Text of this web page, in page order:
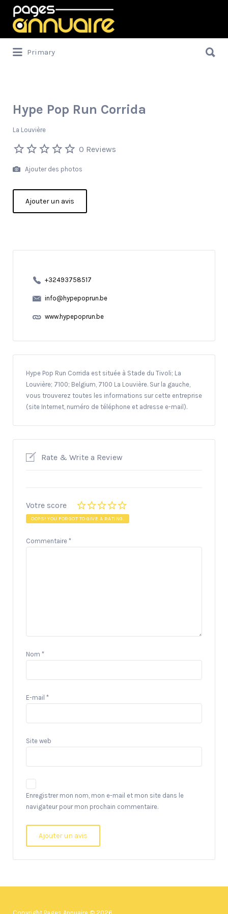
Rechercher:
Primary
Hype Pop Run Corrida
La Louvière
0 Reviews
Ajouter des photos
Ajouter un avis
+32493758517
info@hypepoprun.be
www.hypepoprun.be
Hype Pop Run Corrida est située à Stade du Tivoli; La
Louvière; 7100; Belgium, 7100 La Louvière. Sur la gauche,
vous trouverez toutes les informations sur cette entreprise
(site Internet, numéro de téléphone et adresse e-mail).
Rate & Write a Review
Votre score
OOPS! YOU FORGOT TO GIVE A RATING.
Commentaire *
Nom *
E-mail *
Site web
Enregistrer mon nom, mon e-mail et mon site dans le
navigateur pour mon prochain commentaire.